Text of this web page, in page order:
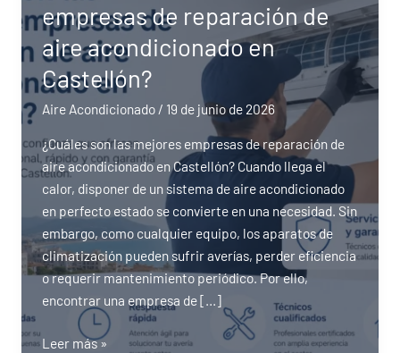
empresas de reparación de
aire acondicionado en
Castellón?
Aire Acondicionado / 19 de junio de 2026
¿Cuáles son las mejores empresas de reparación de
aire acondicionado en Castellón? Cuando llega el
calor, disponer de un sistema de aire acondicionado
en perfecto estado se convierte en una necesidad. Sin
embargo, como cualquier equipo, los aparatos de
climatización pueden sufrir averías, perder eficiencia
o requerir mantenimiento periódico. Por ello,
encontrar una empresa de […]
¿Cuáles
Leer más »